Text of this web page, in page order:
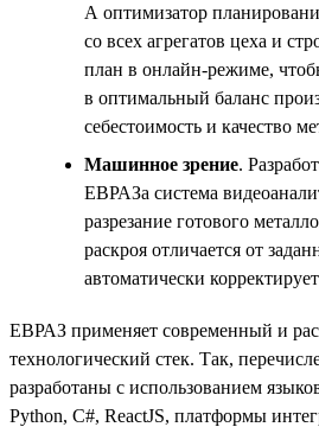
А оптимизатор
со всех агрегатов цеха и
план в онлайн-режиме,
в оптимальный баланс
себестоимость и качество
Машинное зрение.
ЕВРАЗа система
разрезание готового
раскроя отличается от
автоматически
ЕВРАЗ применяет современный и
технологический стек. Так,
разработаны с использованием
Python, С#, ReactJS, платформы